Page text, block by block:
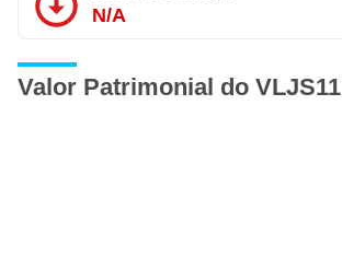
N/A
Valor Patrimonial do VLJS11